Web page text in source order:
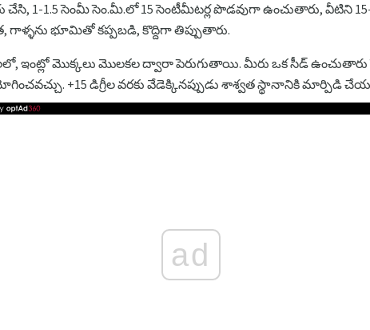
1-1.5 సెంమీ సెం.మీ.లో 15 సెంటీమీటర్ల పొడవుగా ఉంచుతారు, వీటిని
భూమితో కప్పబడి, కొద్దిగా తిప్పుతారు.
ఇంట్లో మొక్కలు మొలకల ద్వారా పెరుగుతాయి. మీరు ఒక సీడ్ ఉంచుతారు
+15 డిగ్రీల వరకు వేడెక్కినప్పుడు శాశ్వత స్థానానికి మార్పిడి
ad